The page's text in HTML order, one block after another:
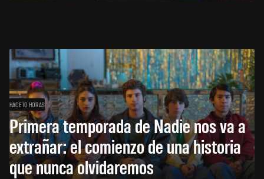
HACE 10 HORAS
Primera temporada de Nadie nos va a
extrañar: el comienzo de una historia
que nunca olvidaremos